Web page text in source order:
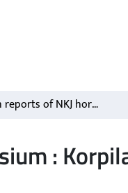
Research reports of NKJ hormone symposium : Korpilampi, Finland 4-5 January 1979
: